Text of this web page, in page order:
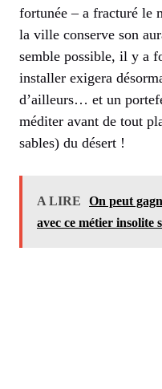
fortunée – a fracturé le
la ville conserve son
semble possible, il y a
installer exigera
d’ailleurs… et un
méditer avant de tout
sables) du désert !
A LIRE
On peut
avec ce métier insolite